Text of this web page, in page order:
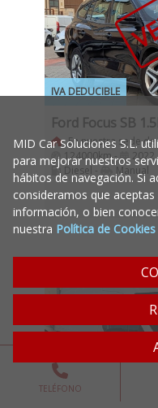
IVA DEDUCIBLE
En nuestra sede de
124000km -
Diesel -
Manual
TELÉFONO
MID Car Soluciones S.L.
para mejorar nuestros
hábitos de navegación. Si
consideramos que
información, o bien
nuestra Política de Cookies